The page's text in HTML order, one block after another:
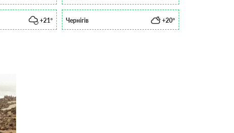
+21° Чернігів +20°